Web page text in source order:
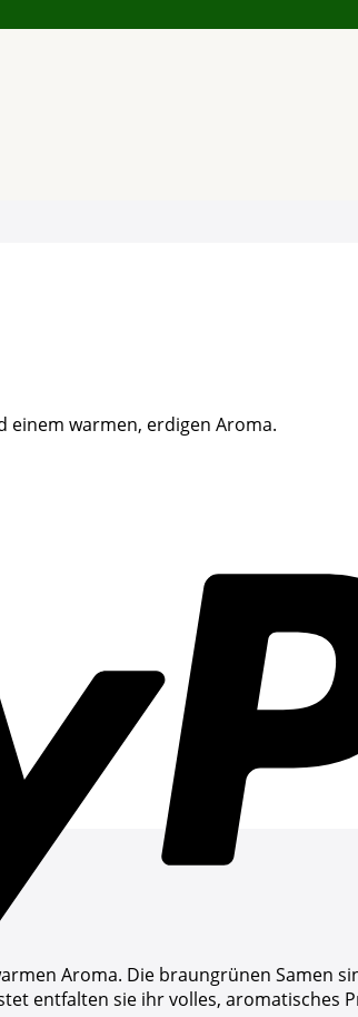
einem warmen, erdigen Aroma.
Aroma. Die braungrünen Samen
entfalten sie ihr volles, aromatisches